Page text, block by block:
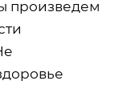
произведем